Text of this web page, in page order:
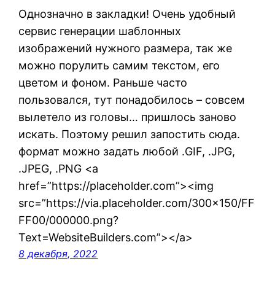
Однозначно в закладки! Очень удобный
сервис генерации шаблонных
изображений нужного размера, так же
можно порулить самим текстом, его
цветом и фоном. Раньше часто
пользовался, тут понадобилось – совсем
вылетело из головы… пришлось заново
искать. Поэтому решил запостить сюда.
формат можно задать любой .GIF, .JPG,
.JPEG, .PNG <a
href=”https://placeholder.com”><img
src=”https://via.placeholder.com/300×150/FF
FF00/000000.png?
Text=WebsiteBuilders.com”></a>
8 декабря, 2022